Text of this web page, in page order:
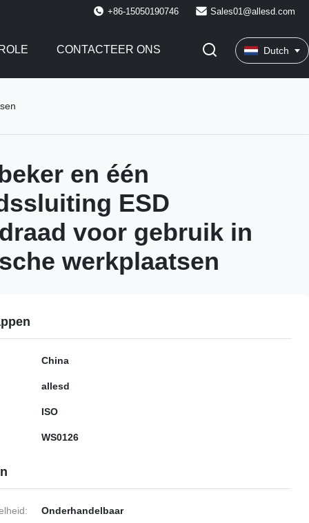
+86-15050190746 Sales01@allesd.com
CONTACTEER ONS Dutch
en één
ESD
voor gebruik in
werkplaatsen
China
allesd
ISO
WS0126
Onderhandelbaar